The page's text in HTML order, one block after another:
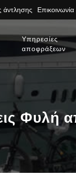
άντλησης Επικοινωνία
Υπηρεσίες
αποφράξεων
Φυλή